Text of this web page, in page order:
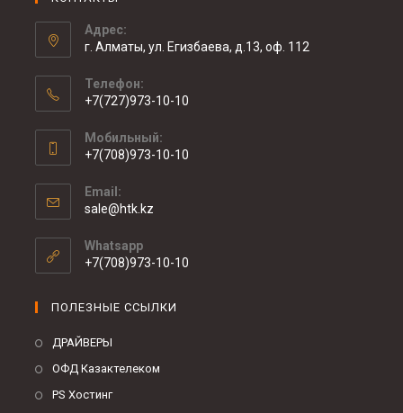
Адрес:
г. Алматы, ул. Егизбаева, д.13, оф. 112
Телефон:
+7(727)973-10-10
Мобильный:
+7(708)973-10-10
Email:
sale@htk.kz
Whatsapp
+7(708)973-10-10
ПОЛЕЗНЫЕ ССЫЛКИ
ДРАЙВЕРЫ
ОФД Казактелеком
PS Хостинг